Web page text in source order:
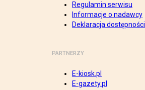
Regulamin serwisu
Informacje o nadawcy
Deklaracja dostępności
PARTNERZY
E-kiosk.pl
E-gazety.pl